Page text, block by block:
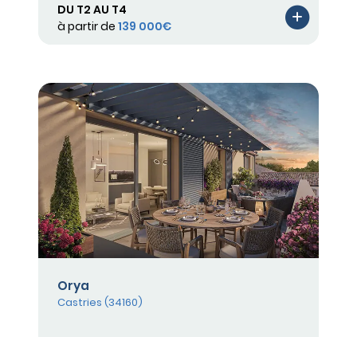
DU T2 AU T4
à partir de 139 000€
Orya
Castries (34160)